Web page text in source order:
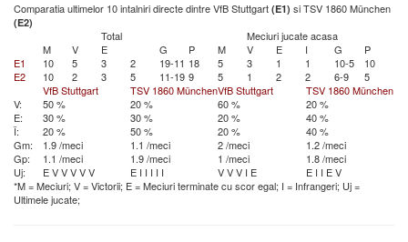
Comparatia ultimelor 10 intalniri directe dintre VfB Stuttgart (E1) si TSV 1860 München
(E2)
Total
Meciuri jucate acasa
M
V E G P M V E I G
P
E1
10 5 3 2 19-11 18 5 3 1 1 10-5
10
E2
10 2 3 5 11-19 9 5 1 2 2 6-9
5
VfB Stuttgart
TSV 1860 MünchenVfB Stuttgart
TSV 1860 München
V:
50 % 20 % 60 %
20 %
E:
30 % 30 % 20 %
40 %
Î:
20 % 50 % 20 %
40 %
Gm:
1.9 /meci 1.1 /meci 2 /meci
1.2 /meci
Gp:
1.1 /meci 1.9 /meci 1 /meci
1.8 /meci
Uj:
EVVVVV E I I I I I VVV I E E I I EV
*M = Meciuri; V = Victorii; E = Meciuri terminate cu scor egal; I = Infrangeri; Uj =
Ultimele jucate;